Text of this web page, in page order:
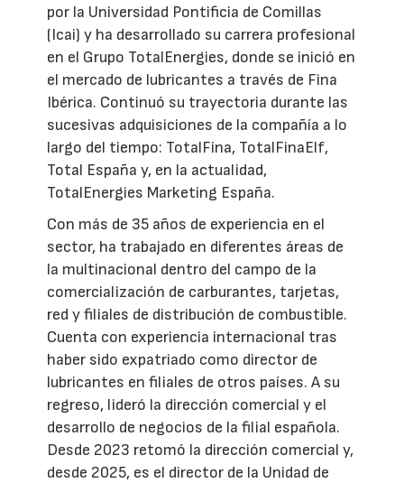
por la Universidad Pontificia de Comillas
(Icai) y ha desarrollado su carrera profesional
en el Grupo TotalEnergies, donde se inició en
el mercado de lubricantes a través de Fina
Ibérica. Continuó su trayectoria durante las
sucesivas adquisiciones de la compañía a lo
largo del tiempo: TotalFina, TotalFinaElf,
Total España y, en la actualidad,
TotalEnergies Marketing España.
Con más de 35 años de experiencia en el
sector, ha trabajado en diferentes áreas de
la multinacional dentro del campo de la
comercialización de carburantes, tarjetas,
red y filiales de distribución de combustible.
Cuenta con experiencia internacional tras
haber sido expatriado como director de
lubricantes en filiales de otros países. A su
regreso, lideró la dirección comercial y el
desarrollo de negocios de la filial española.
Desde 2023 retomó la dirección comercial y,
desde 2025, es el director de la Unidad de